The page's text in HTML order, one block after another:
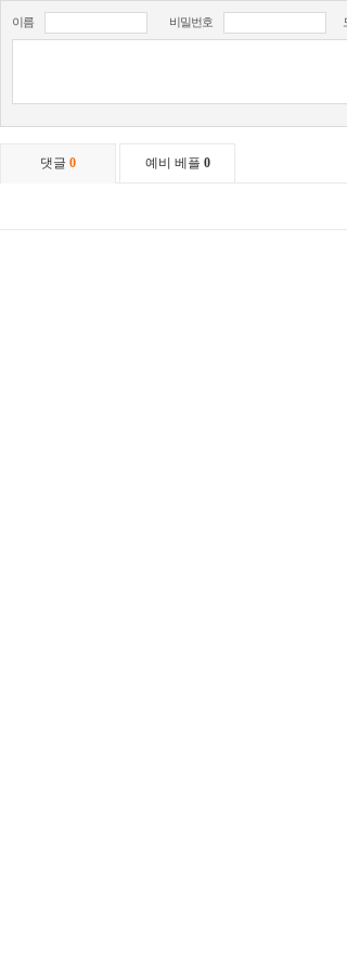
이름 비밀번호
댓글 0 예비 베플 0